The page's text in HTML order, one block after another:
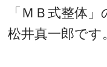
「ＭＢ式整体
松井真一郎です